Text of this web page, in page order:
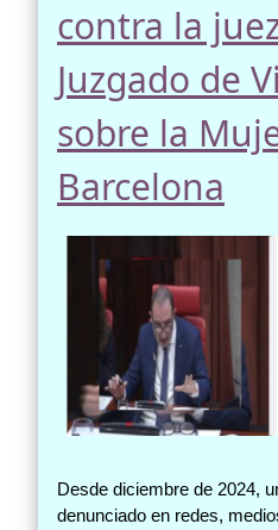
contra la
Juzgado de
sobre la
Barcelona
Desde diciembre de 2024,
denunciado en redes,